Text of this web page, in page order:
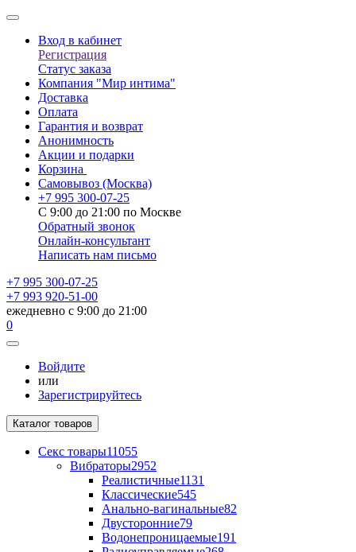
Вход в кабинет
Регистрация
Статус заказа
Компания "Мир интима"
Доставка
Оплата
Гарантия и возврат
Анонимность
Акции и подарки
Корзина
Самовывоз (Москва)
+7 995 300-07-25
С 9:00 до 21:00 по Москве
Обратный звонок
Онлайн-консультант
Написать нам письмо
+7 995 300-07-25
+7 993 920-51-00
ежедневно с 9:00 до 21:00
0
Войдите
или
Зарегистрируйтесь
Каталог товаров
Секс товары11055
Вибраторы2952
Реалистичные1131
Классические545
Анально-вагинальные82
Двусторонние79
Водонепроницаемые191